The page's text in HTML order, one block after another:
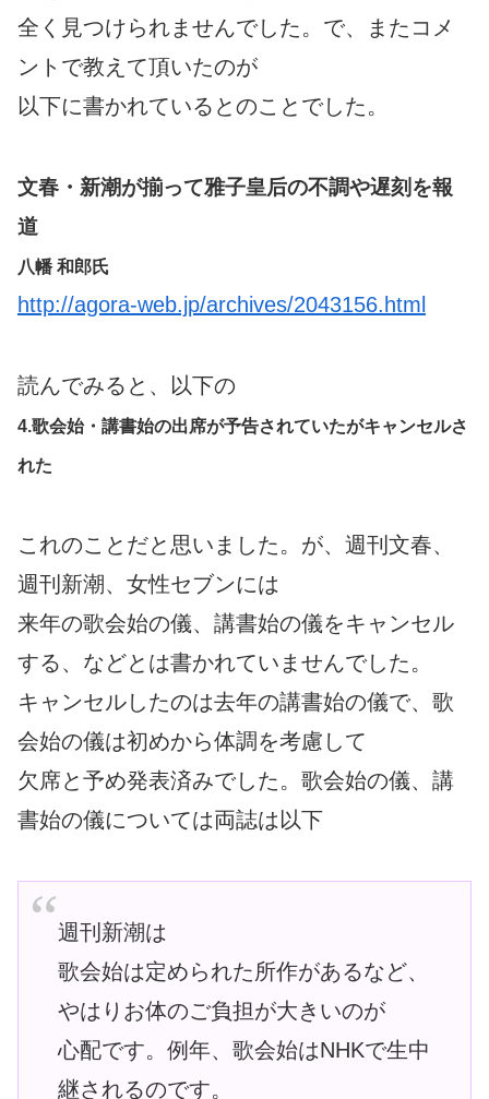
全く見つけられませんでした。で、またコメ
ントで教えて頂いたのが
以下に書かれているとのことでした。
文春・新潮が揃って雅子皇后の不調や遅刻を報
道
八幡 和郎氏
http://agora-web.jp/archives/2043156.html
読んでみると、以下の
4.歌会始・講書始の出席が予告されていたがキャンセルさ
れた
これのことだと思いました。が、週刊文春、
週刊新潮、女性セブンには
来年の歌会始の儀、講書始の儀をキャンセル
する、などとは書かれていませんでした。
キャンセルしたのは去年の講書始の儀で、歌
会始の儀は初めから体調を考慮して
欠席と予め発表済みでした。歌会始の儀、講
書始の儀については両誌は以下
週刊新潮は
歌会始は定められた所作があるなど、
やはりお体のご負担が大きいのが
心配です。例年、歌会始はNHKで生中
継されるのです。